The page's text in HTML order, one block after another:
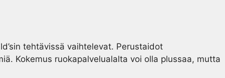
tehtävissä vaihtelevat. Perustaidot
Kokemus ruokapalvelualalta voi olla plussaa, mutta